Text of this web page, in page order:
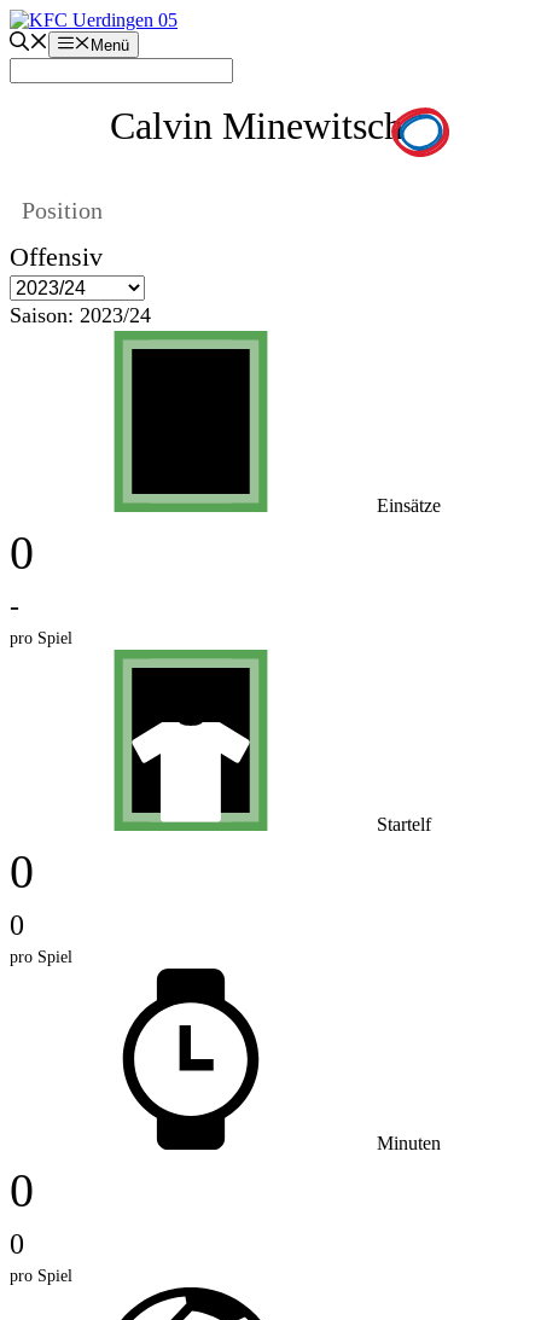
Zum
Inhalt
springen
Menü
Calvin Minewitsch
Position
Offensiv
Saison: 2023/24
Einsätze
0
-
pro Spiel
Startelf
0
0
pro Spiel
Minuten
0
0
pro Spiel